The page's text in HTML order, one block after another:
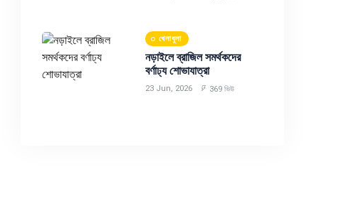
খেলাধুলা
নড়াইলে ব্রাজিল সমর্থকদের
বর্ণাঢ্য শোভাযাত্রা
23 Jun, 2026 369 ভিউ